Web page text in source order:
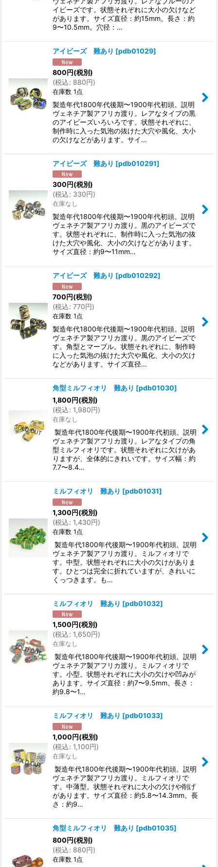
イビーズです。状態それぞれに大小の欠けなど
があります。サイズ直径：約15mm。長さ：約
9〜10.5mm。穴径：…
アイビーズ 難あり [pdb01029]
800円(税別)
(税込: 880円)
在庫数 1点
製造年代1800年代後期〜1900年代初頭。説明
ヴェネチア製アフリカ渡り。レアなタイプの黒
のアイビーズいろいろです。状態それぞれに、
制作時に入った気泡の抜けた大穴や風化、大小
の欠けなどがあります。サイ…
アイビーズ 難あり [pdb010291]
300円(税別)
(税込: 330円)
在庫なし
製造年代1800年代後期〜1900年代初頭。説明
ヴェネチア製アフリカ渡り。黒のアイビーズで
す。状態それぞれに、制作時に入った気泡の抜
けた大穴や風化、大小の欠けなどがあります。
サイズ直径：約9〜11mm…
アイビーズ 難あり [pdb010292]
700円(税別)
(税込: 770円)
在庫数 1点
製造年代1800年代後期〜1900年代初頭。説明
ヴェネチア製アフリカ渡り。黒のアイビーズで
す。角型とマーブル。状態それぞれに、制作時
に入った気泡の抜けた大穴や風化、大小の欠け
などがあります。サイズ直径…
角型ミルフィオリ 難あり [pdb01030]
1,800円(税別)
(税込: 1,980円)
在庫なし
製造年代1800年代後期〜1900年代初頭。説明
ヴェネチア製アフリカ渡り。レアなタイプの角
型ミルフィオリです。状態それぞれに欠けがあ
りますが、全体的にきれいです。サイズ幅：約
7.7〜8.4…
ミルフィオリ 難あり [pdb01031]
1,300円(税別)
(税込: 1,430円)
在庫数 1点
製造年代1800年代後期〜1900年代初頭。説明
ヴェネチア製アフリカ渡り。ミルフィオリで
す。中型。状態それぞれに大小の欠けがありま
す。ひとつは完全に折れていますが、きれいに
くっつきます。も…
ミルフィオリ 難あり [pdb01032]
1,500円(税別)
(税込: 1,650円)
在庫なし
製造年代1800年代後期〜1900年代初頭。説明
ヴェネチア製アフリカ渡り。ミルフィオリで
す。小型。状態それぞれに大小の欠けや凹みが
あります。サイズ直径：約7〜9.5mm。長さ：
約9.8〜1…
ミルフィオリ 難あり [pdb01033]
1,000円(税別)
(税込: 1,100円)
在庫なし
製造年代1800年代後期〜1900年代初頭。説明
ヴェネチア製アフリカ渡り。ミルフィオリで
す。中薄型。状態それぞれに大小の欠けや削げ
があります。サイズ直径：約5.8〜14.3mm。長
さ：約9…
角型ミルフィオリ 難あり [pdb01035]
800円(税別)
(税込: 880円)
在庫数 1点